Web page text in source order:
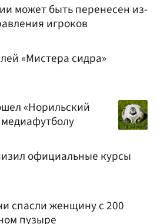
может быть перенесен из-
игроков
«Мистера сидра»
«Норильский
официальные курсы
спасли женщину с 200
пузыре